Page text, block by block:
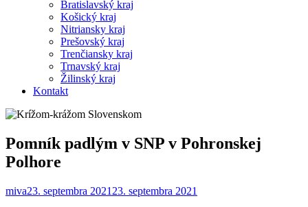
Bratislavský kraj
Košický kraj
Nitriansky kraj
Prešovský kraj
Trenčiansky kraj
Trnavský kraj
Žilinský kraj
Kontakt
Pomník padlým v SNP v Pohronskej
Polhore
miva23. septembra 2021 23. septembra 2021